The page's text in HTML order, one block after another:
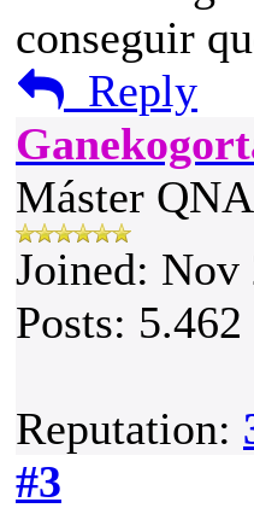
conseguir
Reply
Máster
Joined: Nov
Posts: 5.462
Reputation:
#3